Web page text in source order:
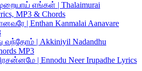
எங்கள் | Thalaimurai
MP3 & Chords
| Enthan Kanmalai Aanavare
வந்தோம் | Akkiniyil Nadandhu
MP3
| Ennodu Neer Irupadhe Lyrics